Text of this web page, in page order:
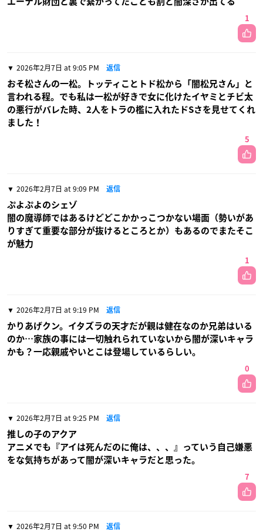
1
2026年2月7日 at 9:05 PM 返信
おそ松さんの一松。トッティことトド松から「闇松兄さん」と
言われる程。でも私は一松が好きで女に化けたイヤミとチビ太
の悪行がバレた時、2人をトラの檻に入れたドSさを見せてくれ
ました！
5
2026年2月7日 at 9:09 PM 返信
ぷよぷよのシェゾ
闇の魔導師ではあるけどどこかかっこつかない場面（勢いがあ
りすぎて重要な部分が抜けるところとか）もあるのでまたそこ
が魅力
1
2026年2月7日 at 9:19 PM 返信
かりあげクン。イタズラの天才だが親は健在なのか兄弟はいる
のか…家族の事には一切触れられていないから闇が深いキャラ
かも？一応親戚やいとこは登場しているらしい。
0
2026年2月7日 at 9:25 PM 返信
推しの子のアクア
アニメでも『アイは死んだのに俺は、、、』っていう自己嫌悪
をな気持ちがあって闇が深いキャラだと思った。
7
2026年2月7日 at 9:50 PM 返信